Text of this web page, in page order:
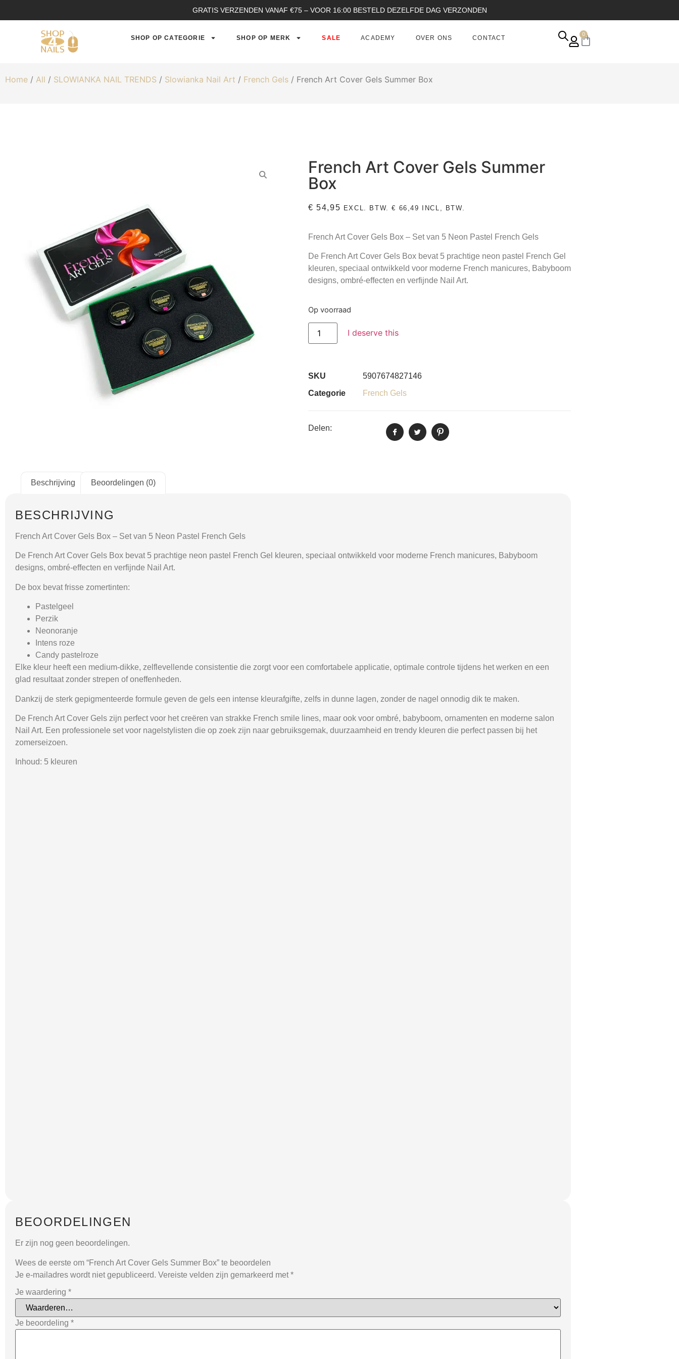
GRATIS VERZENDEN VANAF €75 – VOOR 16:00 BESTELD DEZELFDE DAG VERZONDEN
SHOP OP CATEGORIE SHOP OP MERK SALE ACADEMY OVER ONS CONTACT
0
Home / All / SLOWIANKA NAIL TRENDS / Slowianka Nail Art / French Gels / French Art Cover Gels Summer Box
French Art Cover Gels Summer
Box
€ 54,95 EXCL. BTW.€ 66,49 INCL, BTW.
French Art Cover Gels Box – Set van 5 Neon Pastel French Gels
De French Art Cover Gels Box bevat 5 prachtige neon pastel French Gel
kleuren, speciaal ontwikkeld voor moderne French manicures, Babyboom
designs, ombré-effecten en verfijnde Nail Art.
Op voorraad
I deserve this
SKU
5907674827146
Categorie
French Gels
Delen:
Beschrijving Beoordelingen (0)
BESCHRIJVING
French Art Cover Gels Box – Set van 5 Neon Pastel French Gels
De French Art Cover Gels Box bevat 5 prachtige neon pastel French Gel kleuren, speciaal ontwikkeld voor moderne French manicures, Babyboom
designs, ombré-effecten en verfijnde Nail Art.
De box bevat frisse zomertinten:
Pastelgeel
Perzik
Neonoranje
Intens roze
Candy pastelroze
Elke kleur heeft een medium-dikke, zelflevellende consistentie die zorgt voor een comfortabele applicatie, optimale controle tijdens het werken en een
glad resultaat zonder strepen of oneffenheden.
Dankzij de sterk gepigmenteerde formule geven de gels een intense kleurafgifte, zelfs in dunne lagen, zonder de nagel onnodig dik te maken.
De French Art Cover Gels zijn perfect voor het creëren van strakke French smile lines, maar ook voor ombré, babyboom, ornamenten en moderne salon
Nail Art. Een professionele set voor nagelstylisten die op zoek zijn naar gebruiksgemak, duurzaamheid en trendy kleuren die perfect passen bij het
zomerseizoen.
Inhoud: 5 kleuren
BEOORDELINGEN
Er zijn nog geen beoordelingen.
Wees de eerste om “French Art Cover Gels Summer Box” te beoordelen
Je e-mailadres wordt niet gepubliceerd. Vereiste velden zijn gemarkeerd met *
Je waardering *
Je beoordeling *